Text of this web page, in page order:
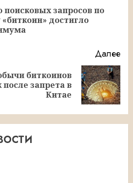
поисковых запросов по
«биткоин» достигло
Далее
биткоинов
после запрета в
Китае